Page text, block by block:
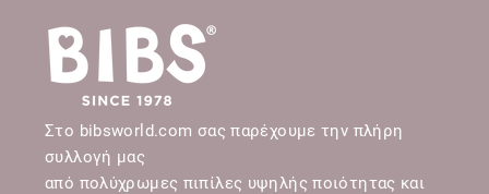
Στο bibsworld.com σας παρέχουμε την πλήρη
συλλογή μας
από πολύχρωμες πιπίλες υψηλής ποιότητας και